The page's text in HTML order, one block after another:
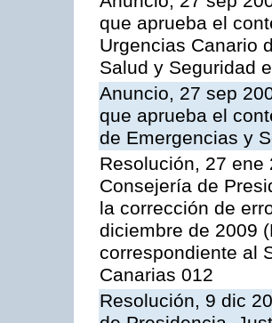
que aprueba el
Urgencias Canario
Salud y Seguridad
Anuncio, 27 sep
que aprueba el
de Emergencias y
Resolución, 27
Consejería de
la corrección de
diciembre de 2009
correspondiente al
Canarias 012
Resolución, 9 dic